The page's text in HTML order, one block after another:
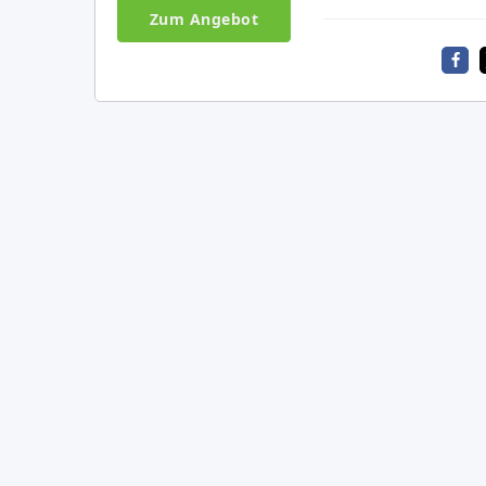
Zum Angebot